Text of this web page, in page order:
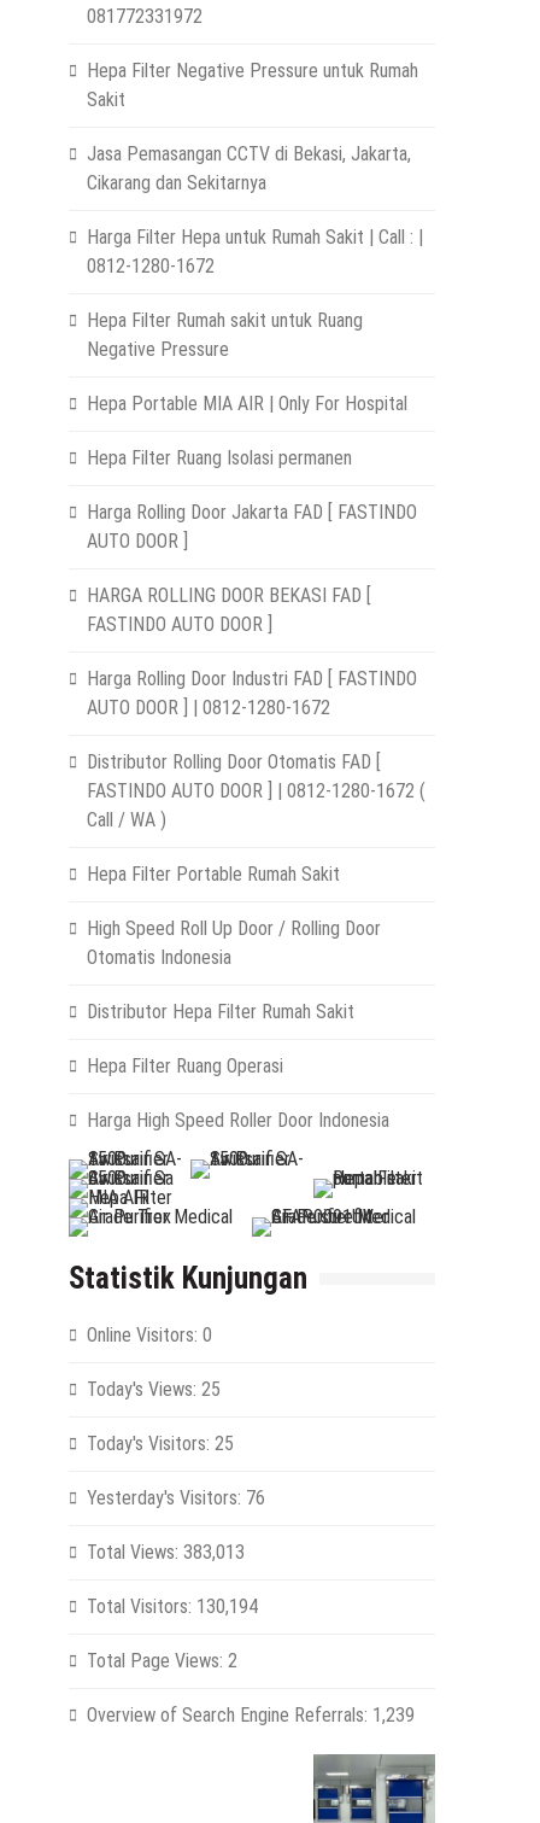
081772331972
Hepa Filter Negative Pressure untuk Rumah
Sakit
Jasa Pemasangan CCTV di Bekasi, Jakarta,
Cikarang dan Sekitarnya
Harga Filter Hepa untuk Rumah Sakit | Call : |
0812-1280-1672
Hepa Filter Rumah sakit untuk Ruang
Negative Pressure
Hepa Portable MIA AIR | Only For Hospital
Hepa Filter Ruang Isolasi permanen
Harga Rolling Door Jakarta FAD [ FASTINDO
AUTO DOOR ]
HARGA ROLLING DOOR BEKASI FAD [
FASTINDO AUTO DOOR ]
Harga Rolling Door Industri FAD [ FASTINDO
AUTO DOOR ] | 0812-1280-1672
Distributor Rolling Door Otomatis FAD [
FASTINDO AUTO DOOR ] | 0812-1280-1672 (
Call / WA )
Hepa Filter Portable Rumah Sakit
High Speed Roll Up Door / Rolling Door
Otomatis Indonesia
Distributor Hepa Filter Rumah Sakit
Hepa Filter Ruang Operasi
Harga High Speed Roller Door Indonesia
Statistik Kunjungan
Online Visitors: 0
Today's Views: 25
Today's Visitors: 25
Yesterday's Visitors: 76
Total Views: 383,013
Total Visitors: 130,194
Total Page Views: 2
Overview of Search Engine Referrals: 1,239